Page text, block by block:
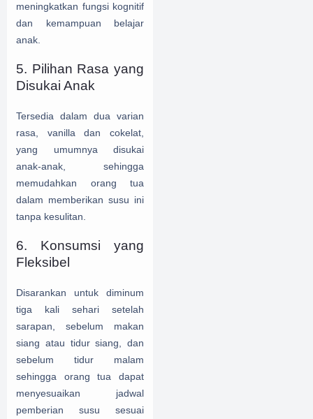
meningkatkan fungsi kognitif
dan kemampuan belajar
anak.
5. Pilihan Rasa yang
Disukai Anak
Tersedia dalam dua varian
rasa, vanilla dan cokelat,
yang umumnya disukai
anak-anak, sehingga
memudahkan orang tua
dalam memberikan susu ini
tanpa kesulitan.
6. Konsumsi yang
Fleksibel
Disarankan untuk diminum
tiga kali sehari setelah
sarapan, sebelum makan
siang atau tidur siang, dan
sebelum tidur malam
sehingga orang tua dapat
menyesuaikan jadwal
pemberian susu sesuai